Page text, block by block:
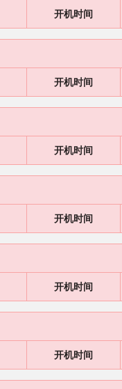
开机时间
开机时间
开机时间
开机时间
开机时间
开机时间